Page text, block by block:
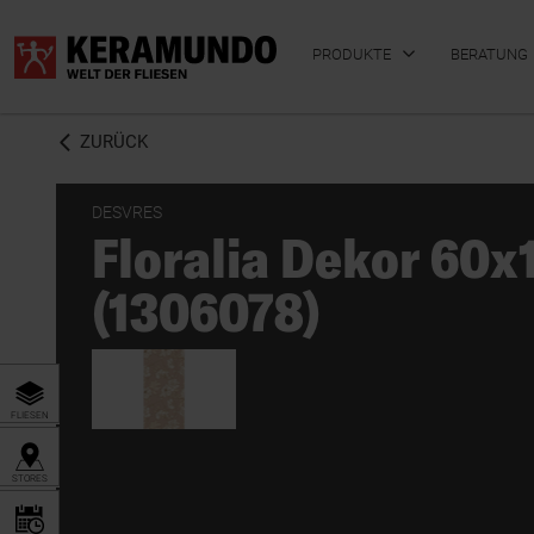
PRODUKTE
BADFLIESEN KÜCHENFLIESEN
BERATUNG
ZURÜCK
DESVRES
Floralia Dekor
(1306078)
FLIESEN
STORES